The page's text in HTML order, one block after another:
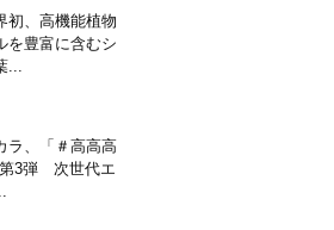
初、高機能植物
を豊富に含むシ
ラ、「＃高高高
3弾 次世代エ